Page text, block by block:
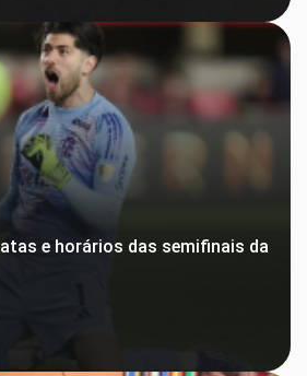
e horários das semifinais da